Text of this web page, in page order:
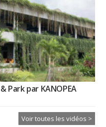
Park par KANOPEA
Voir toutes les vidéos >